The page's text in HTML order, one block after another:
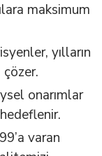
maksimum
yılların
çözer.
onarımlar
varan